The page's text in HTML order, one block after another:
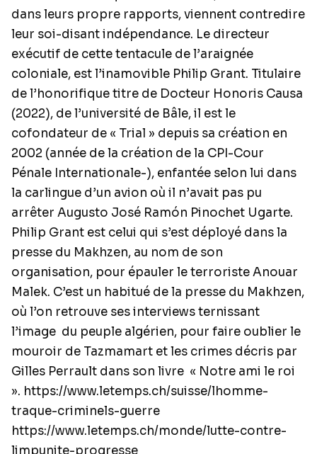
dans leurs propre rapports, viennent contredire
leur soi-disant indépendance. Le directeur
exécutif de cette tentacule de l’araignée
coloniale, est l’inamovible Philip Grant. Titulaire
de l’honorifique titre de Docteur Honoris Causa
(2022), de l’université de Bâle, il est le
cofondateur de « Trial » depuis sa création en
2002 (année de la création de la CPI-Cour
Pénale Internationale-), enfantée selon lui dans
la carlingue d’un avion où il n’avait pas pu
arrêter Augusto José Ramón Pinochet Ugarte.
Philip Grant est celui qui s’est déployé dans la
presse du Makhzen, au nom de son
organisation, pour épauler le terroriste Anouar
Malek. C’est un habitué de la presse du Makhzen,
où l’on retrouve ses interviews ternissant
l’image du peuple algérien, pour faire oublier le
mouroir de Tazmamart et les crimes décris par
Gilles Perrault dans son livre « Notre ami le roi
». https://www.letemps.ch/suisse/lhomme-
traque-criminels-guerre
https://www.letemps.ch/monde/lutte-contre-
limpunite-progresse